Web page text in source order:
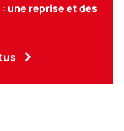
une reprise et des